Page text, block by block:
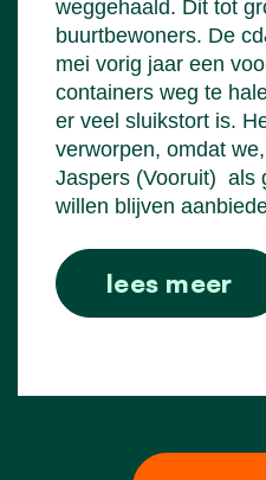
weggehaald. Dit tot
buurtbewoners. De
mei vorig jaar een
containers weg te
er veel sluikstort is.
verworpen, omdat
Jaspers (Vooruit) als
willen blijven
lees meer